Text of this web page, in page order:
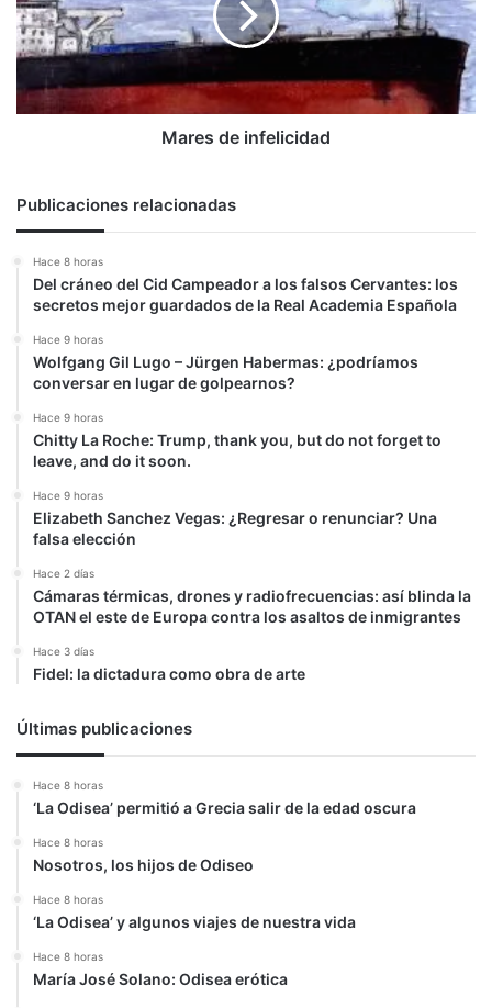
Mares de infelicidad
Publicaciones relacionadas
Hace 8 horas
Del cráneo del Cid Campeador a los falsos Cervantes: los
secretos mejor guardados de la Real Academia Española
Hace 9 horas
Wolfgang Gil Lugo – Jürgen Habermas: ¿podríamos
conversar en lugar de golpearnos?
Hace 9 horas
Chitty La Roche: Trump, thank you, but do not forget to
leave, and do it soon.
Hace 9 horas
Elizabeth Sanchez Vegas: ¿Regresar o renunciar? Una
falsa elección
Hace 2 días
Cámaras térmicas, drones y radiofrecuencias: así blinda la
OTAN el este de Europa contra los asaltos de inmigrantes
Hace 3 días
Fidel: la dictadura como obra de arte
Últimas publicaciones
Hace 8 horas
‘La Odisea’ permitió a Grecia salir de la edad oscura
Hace 8 horas
Nosotros, los hijos de Odiseo
Hace 8 horas
‘La Odisea’ y algunos viajes de nuestra vida
Hace 8 horas
María José Solano: Odisea erótica